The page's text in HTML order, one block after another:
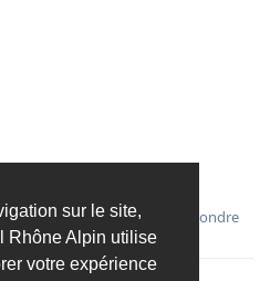
sur le site,
Rhône Alpin utilise
votre expérience
Répondre